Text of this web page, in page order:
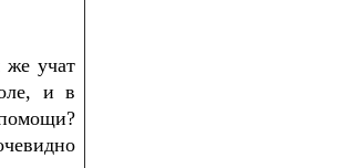
же учат
и в